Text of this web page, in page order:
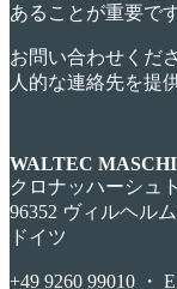
あることが重要で
お問い合わせくだ
人的な連絡先を提
WALTEC
クロナッハーシュ
96352 ヴィルヘル
ドイツ
+49 9260 99010 ・